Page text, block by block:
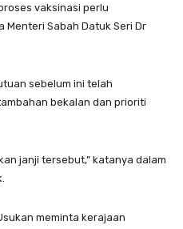
vaksinasi perlu
Sabah Datuk Seri Dr
sebelum ini telah
bekalan dan prioriti
janji tersebut,” katanya dalam
meminta kerajaan